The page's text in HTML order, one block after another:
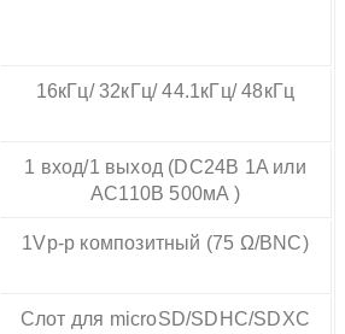
16кГц/ 32кГц/ 44.1кГц/ 48кГц
1 вход/1 выход (DC24В 1A или
AC110В 500мA )
1Vp-p композитный (75 Ω/BNC)
Слот для microSD/SDHC/SDXC